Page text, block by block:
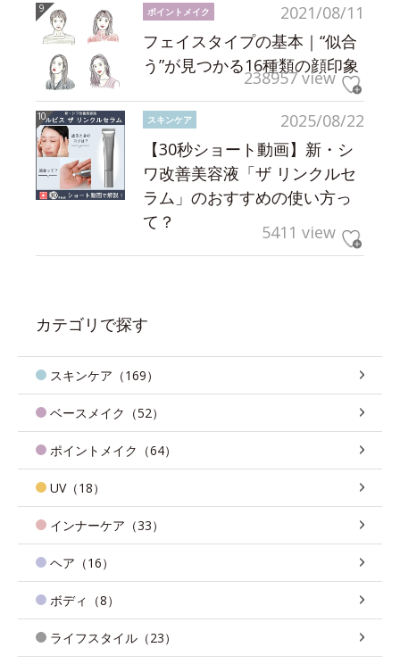
2021/08/11
ポイントメイク
フェイスタイプの基本｜“似合
う”が見つかる16種類の顔印象
238957 view
2025/08/22
スキンケア
【30秒ショート動画】新・シ
ワ改善美容液「ザ リンクルセ
ラム」のおすすめの使い方っ
て？
5411 view
カテゴリで探す
スキンケア（169）
ベースメイク（52）
ポイントメイク（64）
UV（18）
インナーケア（33）
ヘア（16）
ボディ（8）
ライフスタイル（23）